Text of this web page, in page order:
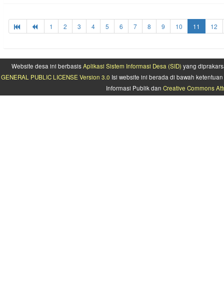
1 2 3 4 5 6 7 8 9 10 11 12
Website desa ini berbasisAplikasi Sistem Informasi Desa (SID) yang
GENERAL PUBLIC LICENSE Version 3.0 Isi website ini berada di bawah
Informasi Publik dan Creative Commons